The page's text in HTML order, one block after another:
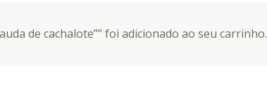
de cachalote”” foi adicionado ao seu carrinho.